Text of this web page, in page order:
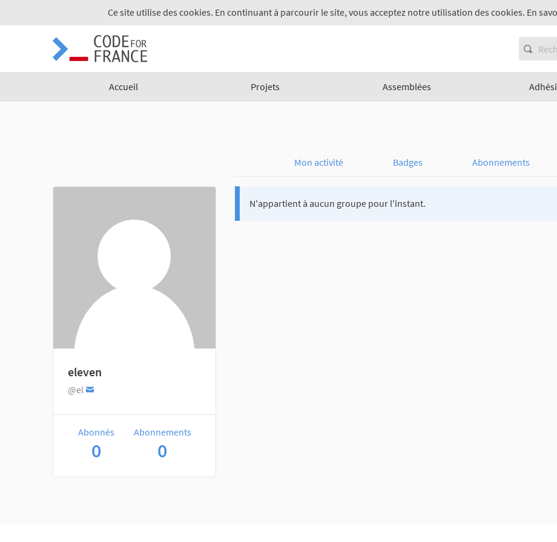
Ce site utilise des cookies. En continuant à parcourir le site, vous acceptez notre utilisation des cookies. En
Accueil Projets Assemblées
Mon activité Badges Abonnements
eleven
@el
Abonnés
0
Abonnements
0
N'appartient à aucun groupe pour l'instant.